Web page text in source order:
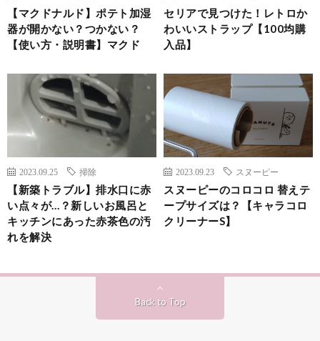
【マクドナルド】ポテト加湿
器が開かない？つかない？
【使い方・説明書】マクド
セリアで見つけた！レトロか
わいいストラップ【100均購
入品】
2023.09.25 掃除
【新築トラブル】排水口に赤
い点々が…？新しいお風呂と
キッチンにあった赤茶色の汚
れを解決
2023.09.23 スヌーピー
スヌーピーのコロコロ 替えテ
ープサイズは？【キャラコロ
クリーナーS】
Back to Top